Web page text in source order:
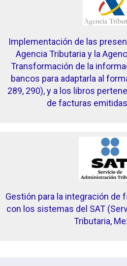
Implementación de las
Agencia Tributaria y la
Transformación de la
bancos para adaptarla al
289, 290), y a los libros
de facturas
Gestión para la integración de
con los sistemas del SAT
Tributaria,